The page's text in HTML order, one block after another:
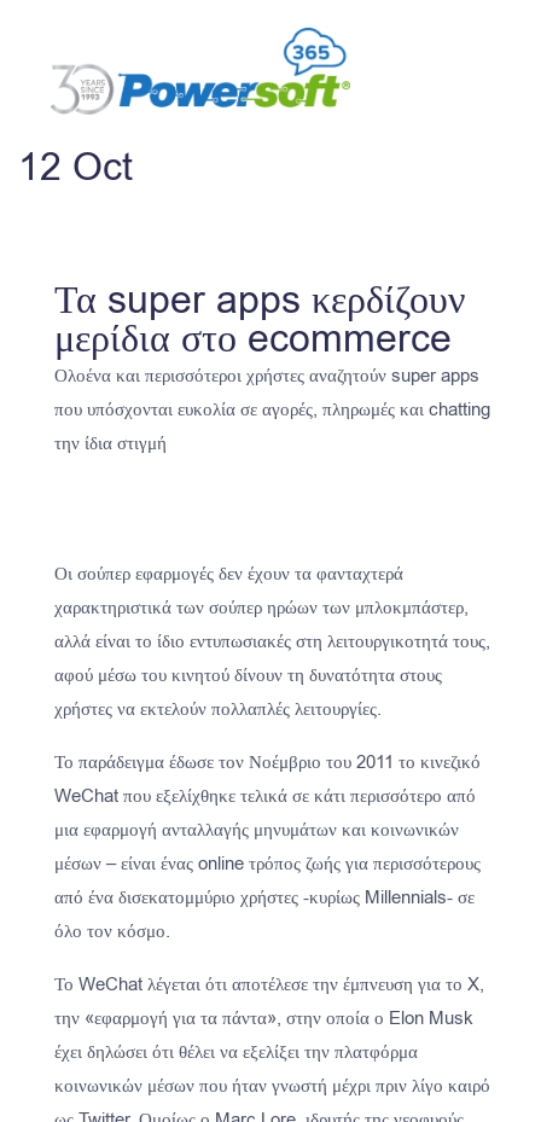
12 Oct
Τα super apps κερδίζουν
μερίδια στο ecommerce
Ολοένα και περισσότεροι χρήστες αναζητούν super apps
που υπόσχονται ευκολία σε αγορές, πληρωμές και chatting
την ίδια στιγμή
Οι σούπερ εφαρμογές δεν έχουν τα φανταχτερά
χαρακτηριστικά των σούπερ ηρώων των μπλοκμπάστερ,
αλλά είναι το ίδιο εντυπωσιακές στη λειτουργικοτητά τους,
αφού μέσω του κινητού δίνουν τη δυνατότητα στους
χρήστες να εκτελούν πολλαπλές λειτουργίες.
Το παράδειγμα έδωσε τον Νοέμβριο του 2011 το κινεζικό
WeChat που εξελίχθηκε τελικά σε κάτι περισσότερο από
μια εφαρμογή ανταλλαγής μηνυμάτων και κοινωνικών
μέσων – είναι ένας online τρόπος ζωής για περισσότερους
από ένα δισεκατομμύριο χρήστες -κυρίως Millennials- σε
όλο τον κόσμο.
Το WeChat λέγεται ότι αποτέλεσε την έμπνευση για το X,
την «εφαρμογή για τα πάντα», στην οποία ο Elon Musk
έχει δηλώσει ότι θέλει να εξελίξει την πλατφόρμα
κοινωνικών μέσων που ήταν γνωστή μέχρι πριν λίγο καιρό